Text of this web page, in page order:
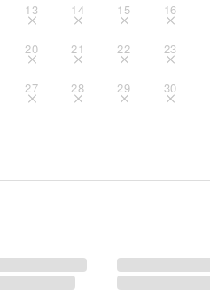
13 14 15 16
20 21 22 23
27 28 29 30